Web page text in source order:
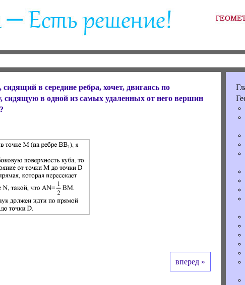
в середине ребра, хочет, двигаясь по
сидящую в одной из самых удаленных от него вершин
вперед »